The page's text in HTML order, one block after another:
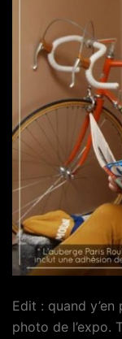
Edit : quand y’en
photo de l’expo.